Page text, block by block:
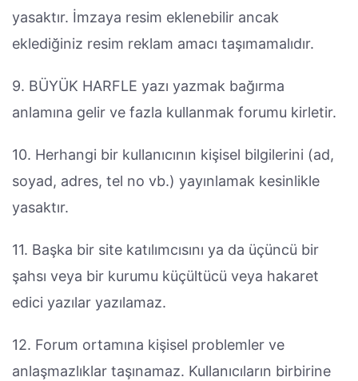
yasaktır. İmzaya resim eklenebilir ancak
eklediğiniz resim reklam amacı taşımamalıdır.
9. BÜYÜK HARFLE yazı yazmak bağırma
anlamına gelir ve fazla kullanmak forumu kirletir.
10. Herhangi bir kullanıcının kişisel bilgilerini (ad,
soyad, adres, tel no vb.) yayınlamak kesinlikle
yasaktır.
11. Başka bir site katılımcısını ya da üçüncü bir
şahsı veya bir kurumu küçültücü veya hakaret
edici yazılar yazılamaz.
12. Forum ortamına kişisel problemler ve
anlaşmazlıklar taşınamaz. Kullanıcıların birbirine